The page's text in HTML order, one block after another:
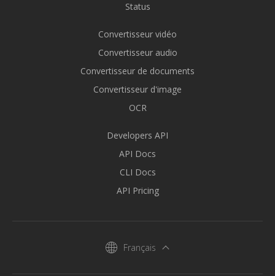
Status
Convertisseur vidéo
Convertisseur audio
Convertisseur de documents
Convertisseur d'image
OCR
Developers API
API Docs
CLI Docs
API Pricing
Français